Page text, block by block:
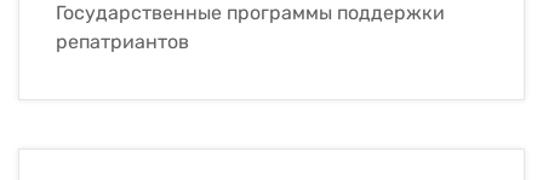
Государственные программы поддержки
репатриантов